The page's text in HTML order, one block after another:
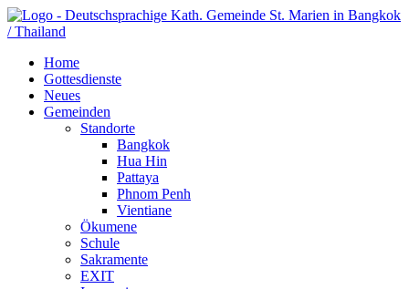
Home
Gottesdienste
Neues
Gemeinden
Standorte
Bangkok
Hua Hin
Pattaya
Phnom Penh
Vientiane
Ökumene
Schule
Sakramente
EXIT